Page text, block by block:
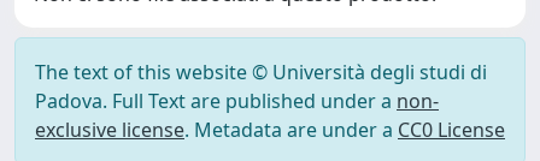
The text of this website © Università degli studi di
Padova. Full Text are published under a non-
exclusive license. Metadata are under a CC0 License